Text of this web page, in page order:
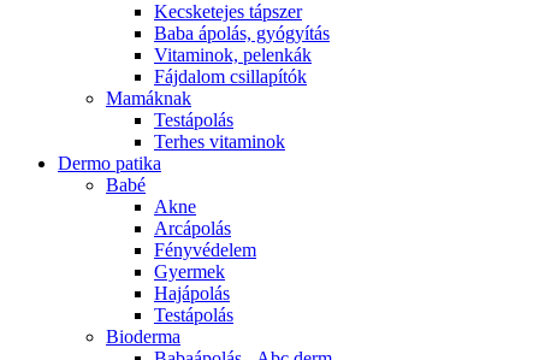
Kecsketejes tápszer
Baba ápolás, gyógyítás
Vitaminok, pelenkák
Fájdalom csillapítók
Mamáknak
Testápolás
Terhes vitaminok
Dermo patika
Babé
Akne
Arcápolás
Fényvédelem
Gyermek
Hajápolás
Testápolás
Bioderma